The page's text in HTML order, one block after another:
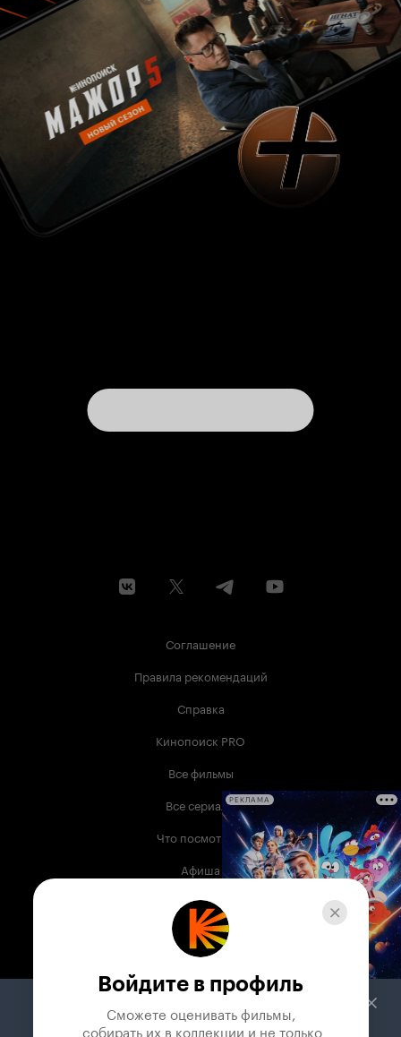
Соглашение
Правила рекомендаций
Справка
Кинопоиск PRO
Все фильмы
Все сериалы
Что посмотреть
Афиша
Музыка
Телепрограмма
Служба поддержки
РЕКЛАМА
Войдите в профиль
Сможете оценивать фильмы,
собирать их в коллекции и не только